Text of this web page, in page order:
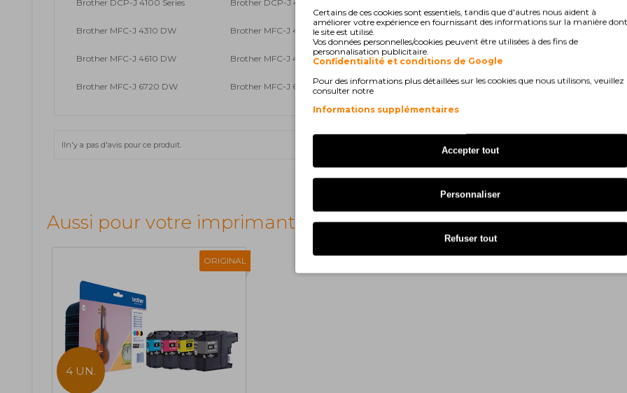
Brother DCP-J 4100 Series Brother DCP-J 4110 DW Brother DCP-J 4110 W
Brother MFC-J 4310 DW Brother MFC-J 4410 DW
Brother MFC-J 4610 DW Brother MFC-J 4710 DW Brother MFC-J 6520 DW
Brother MFC-J 6720 DW Brother MFC-J 6920 DW
Iln'y a pas d'avis pour ce produit.
Aussi pour votre imprimante
ORIGINAL
4 UN.
Certains de ces cookies sont essentiels, tandis que d'autres nous aident à
améliorer votre expérience en fournissant des informations sur la manière dont
le site est utilisé.
Vos données personnelles/cookies peuvent être utilisées à des fins de
personnalisation publicitaire.
Confidentialité et conditions de Google
Pour des informations plus détaillées sur les cookies que nous utilisons, veuillez
consulter notre
Informations supplémentaires
Accepter tout
Personnaliser
Refuser tout